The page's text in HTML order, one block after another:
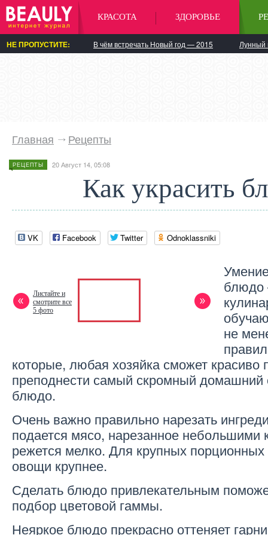
КРАСОТА ЗДОРОВЬЕ
НЕ ПРОПУСТИТЕ: В чём встречать Новый год — 2015 Лунный
Главная Рецепты
РЕЦЕПТЫ 20 Август 14, 05:08
Как украсить
VK Facebook Twitter Odnoklassniki
Листайте и
смотрите все
5 фото
блюдо
не
которые, любая хозяйка сможет красиво
преподнести самый скромный домашний
блюдо.
Очень важно правильно нарезать
подается мясо, нарезанное небольшими
режется мелко. Для крупных порционных
овощи крупнее.
Сделать блюдо привлекательным
подбор цветовой гаммы.
Неяркое блюдо прекрасно оттеняет